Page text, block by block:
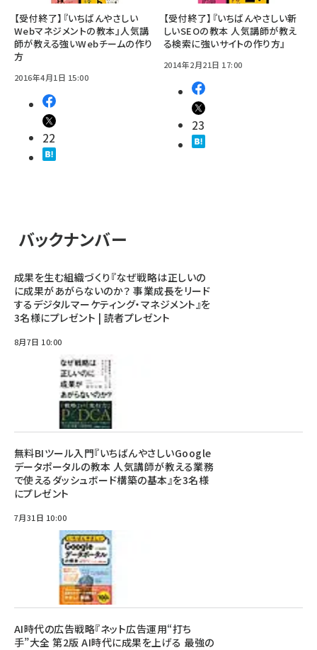
【受付終了】『いちばんやさしい
Webマネジメントの教本』人気講
師が教える強いWebチームの作り
方
2016年4月1日 15:00
22
【受付終了】『いちばんやさしい新
しいSEOの教本 人気講師が教え
る検索に強いサイトの作り方』
2014年2月21日 17:00
23
バックナンバー
成果を生む組織づくり『なぜ戦略は正しいの
に成果があがらないのか？ 事業成長をリード
するデジタルマーケティング・マネジメント』を
3名様にプレゼント | 読者プレゼント
8月7日 10:00
無料BIツール入門『いちばんやさしいGoogle
データポータルの教本 人気講師が教える業務
で使えるダッシュボード構築の基本』を3名様
にプレゼント
7月31日 10:00
AI時代の広告戦略『ネット広告運用“打ち
手”大全 第2版 AI時代に成果を上げる 最強の